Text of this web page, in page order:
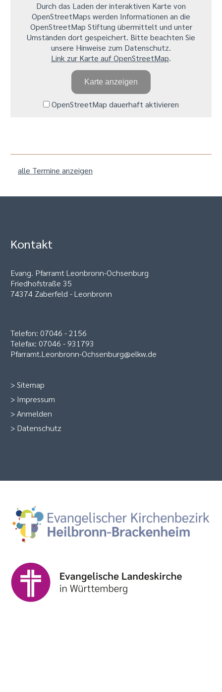
Durch das Laden der interaktiven Karte von
OpenStreetMaps werden Informationen an die
OpenStreetMap Stiftung übermittelt und unter
Umständen dort gespeichert. Bitte beachten Sie
unsere Hinweise zum Datenschutz.
Link zur Karte auf OpenStreetMap.
Karte anzeigen
OpenStreetMap dauerhaft aktivieren
alle Termine anzeigen
Kontakt
Evang. Pfarramt Leonbronn-Ochsenburg
Friedhofstraße 35
74374 Zaberfeld - Leonbronn
Telefon: 07046 - 2156
Telefax: 07046 - 931793
Pfarramt.Leonbronn-Ochsenburg@elkw.de
>Sitemap
> Impressum
>Anmelden
> Datenschutz